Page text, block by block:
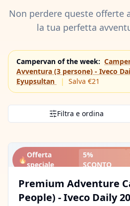
Non perdere queste offerte
la tua perfetta
Campervan of the week:
Avventura (3 persone) - Iveco
Eyupsultan
| Salva €21
Filtra e ordina
🔥
Offerta
speciale
5%
SCONTO
Premium Adventure
People) - Iveco Daily